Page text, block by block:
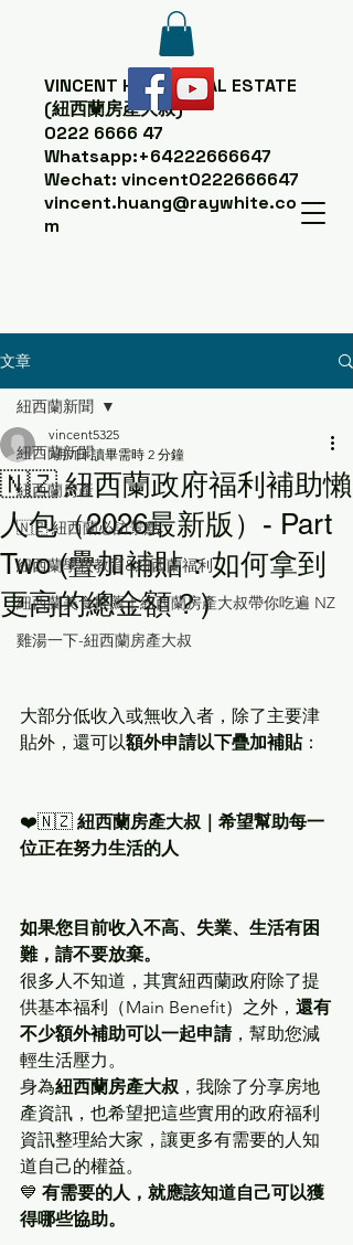
VINCENT HUANGREAL ESTATE
(紐西蘭房產大叔)
0222 6666 47
Whatsapp:+64222666647
Wechat: vincent0222666647
vincent.huang@raywhite.co
m
文章
紐西蘭新聞
紐西蘭房產
🇳🇿 紐西蘭必訪景點
紐西蘭學校教育&紐西蘭福利
紐西蘭美食推薦｜紐西蘭房產大叔帶你吃遍 NZ
雞湯一下-紐西蘭房產大叔
紐西蘭新聞
🇳🇿 紐西蘭政府福利補助懶
人包（2026最新版）- Part
Two (疊加補貼：如何拿到
更高的總金額？)
vincent5325
7月7日 讀畢需時 2 分鐘
大部分低收入或無收入者，除了主要津
貼外，還可以額外申請以下疊加補貼：
❤️🇳🇿 紐西蘭房產大叔｜希望幫助每一
位正在努力生活的人
如果您目前收入不高、失業、生活有困
難，請不要放棄。
很多人不知道，其實紐西蘭政府除了提
供基本福利（Main Benefit）之外， 還有
不少額外補助可以一起申請，幫助您減
輕生活壓力。
身為紐西蘭房產大叔 ，我除了分享房地
產資訊，也希望把這些實用的政府福利
資訊整理給大家，讓更多有需要的人知
道自己的權益。
💙 有需要的人，就應該知道自己可以獲
得哪些協助。